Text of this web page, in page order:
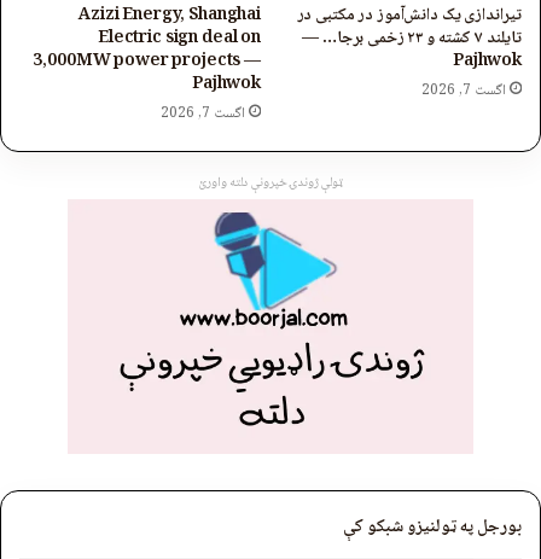
تیراندازی یک دانش‌آموز در مکتبی در
تایلند ۷ کشته و ۲۳ زخمی برجا… —
Pajhwok
اگست 7, 2026
Azizi Energy, Shanghai
Electric sign deal on
3,000MW power projects —
Pajhwok
اگست 7, 2026
ټولې ژوندۍ خپرونې دلته واورئ
بورجل په ټولنیزو شبکو کې